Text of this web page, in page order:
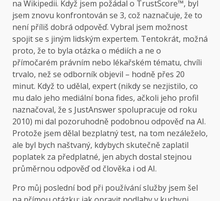
na Wikipedii. Když jsem požádal o TrustScore™, byl
jsem znovu konfrontován se 3, což naznačuje, že to
není příliš dobrá odpověď. Vybral jsem možnost
spojit se s jiným lidským expertem. Tentokrát, možná
proto, že to byla otázka o médiích a ne o
přímočarém právním nebo lékařském tématu, chvíli
trvalo, než se odborník objevil – hodně přes 20
minut. Když to udělal, expert (nikdy se nezjistilo, co
mu dalo jeho mediální bona fides, ačkoli jeho profil
naznačoval, že s JustAnswer spolupracuje od roku
2010) mi dal pozoruhodně podobnou odpověď na AI.
Protože jsem dělal bezplatný test, na tom nezáleželo,
ale byl bych naštvaný, kdybych skutečně zaplatil
poplatek za předplatné, jen abych dostal stejnou
průměrnou odpověď od člověka i od AI.
Pro můj poslední bod při používání služby jsem šel